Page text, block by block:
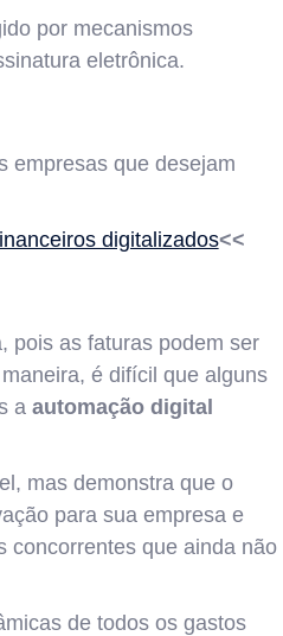
por mecanismos
eletrônica.
empresas que desejam
digitalizados<<
pois as faturas podem ser
é difícil que alguns
a automação digital
mas demonstra que o
para sua empresa e
concorrentes que ainda não
de todos os gastos